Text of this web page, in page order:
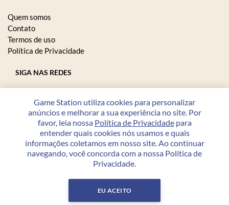
Quem somos
Contato
Termos de uso
Política de Privacidade
SIGA NAS REDES
FORMAS DE PAGAMENTO
os direitos reservados.
Game Station utiliza cookies para personalizar
anúncios e melhorar a sua experiência no site. Por
favor, leia nossa Política de Privacidadepara
entender quais cookies nós usamos e quais
informações coletamos em nosso site. Ao continuar
navegando, você concorda com a nossa Política de
Privacidade.
EU ACEITO